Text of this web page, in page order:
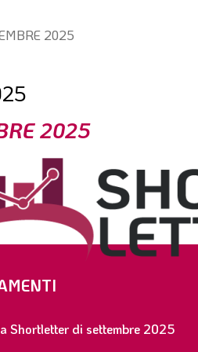
2025
2025
Shortletter di settembre 2025